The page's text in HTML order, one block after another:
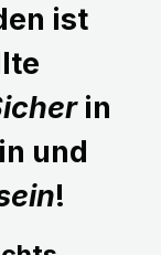
ist
in
und
!